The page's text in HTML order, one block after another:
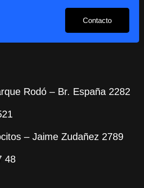
Contacto
Rodó – Br. España 2282
– Jaime Zudañez 2789
48